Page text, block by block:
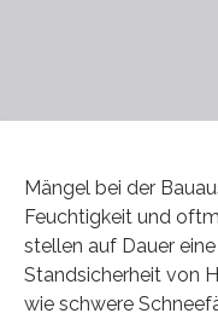
Mängel bei der
Feuchtigkeit und
stellen auf Dauer
Standsicherheit von
wie schwere